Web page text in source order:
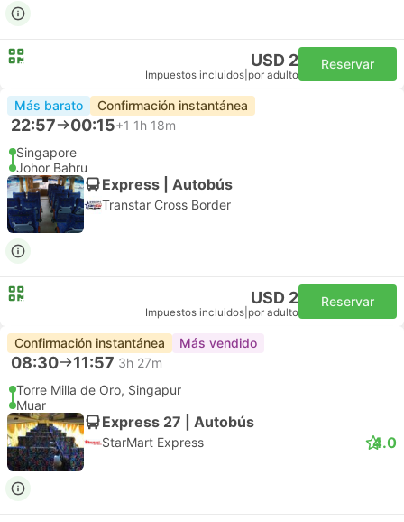
USD 2
Impuestos incluidos por adulto
Reservar
Más barato Confirmación instantánea
22:57 00:15+1 1h 18m
Singapore
Johor Bahru
Express | Autobús
Transtar Cross Border
USD 2
Impuestos incluidos por adulto
Reservar
Confirmación instantánea Más vendido
08:30 11:57 3h 27m
Torre Milla de Oro, Singapur
Muar
Express 27 | Autobús
StarMart Express 4.0